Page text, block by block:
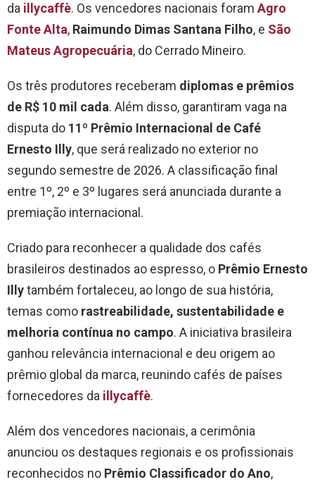
da illycaffè. Os vencedores nacionais foram Agro
Fonte Alta, Raimundo Dimas Santana Filho, e São
Mateus Agropecuária, do Cerrado Mineiro.
Os três produtores receberam diplomas e prêmios
de R$ 10 mil cada. Além disso, garantiram vaga na
disputa do 11º Prêmio Internacional de Café
Ernesto Illy, que será realizado no exterior no
segundo semestre de 2026. A classificação final
entre 1º, 2º e 3º lugares será anunciada durante a
premiação internacional.
Criado para reconhecer a qualidade dos cafés
brasileiros destinados ao espresso, o Prêmio Ernesto
Illytambém fortaleceu, ao longo de sua história,
temas como rastreabilidade, sustentabilidade e
melhoria contínua no campo. A iniciativa brasileira
ganhou relevância internacional e deu origem ao
prêmio global da marca, reunindo cafés de países
fornecedores da illycaffè.
Além dos vencedores nacionais, a cerimônia
anunciou os destaques regionais e os profissionais
reconhecidos no Prêmio Classificador do Ano,